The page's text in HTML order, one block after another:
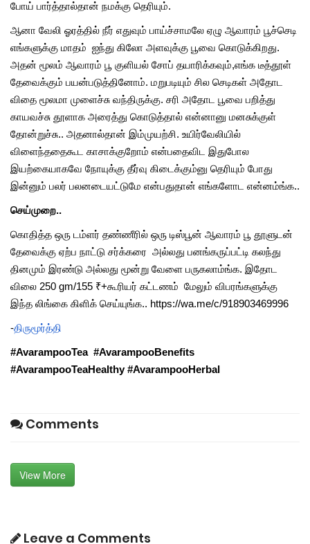
போய் பார்த்தால்தான் நமக்கு தெரியும்.
ஆனா வேலி ஓரத்தில் நீர் எதுவும் பாய்ச்சாமலே ஏழு ஆவாரம் பூச்செடி
எங்களுக்கு மாதம் ஐந்து கிலோ அளவுக்கு பூவை கொடுக்கிறது.
அதன் மூலம் ஆவாரம் பூ குளியல் சோப் தயாரிக்கவும்,எங்க டீத்தூள்
தேவைக்கும் பயன்படுத்தினோம். மறுபடியும் சில செடிகள் அதோட
விதை மூலமா முளைச்சு வந்திருக்கு. சரி அதோட பூவை பறித்து
காயவச்சு தூளாக அரைத்து கொடுத்தால் என்னானு மனசுக்குள்
தோன்றுச்சு.. அதனால்தான் இம்முயற்சி. உயிர்வேலியில்
விளைந்ததைகூட காசாக்குறோம் என்பதைவிட இதுபோல
இயற்கையாகவே நோயுக்கு தீர்வு கிடைக்கும்னு தெரியும் போது
இன்னும் பலர் பலனடையட்டுமே என்பதுதான் எங்களோட என்னம்ங்க..
செய்முறை..
கொதித்த ஒரு டம்ளர் தண்ணீரில் ஒரு டிஸ்பூன் ஆவாரம் பூ தூளுடன்
தேவைக்கு ஏற்ப நாட்டு சர்க்கரை அல்லது பனங்கருப்பட்டி கலந்து
தினமும் இரண்டு அல்லது மூன்று வேளை பருகலாம்ங்க. இதோட
விலை 250 gm/155 ₹+கூரியர் கட்டணம் மேலும் விபரங்களுக்கு
இந்த லிங்கை கிளிக் செய்யுங்க.. https://wa.me/c/918903469996
-திருமூர்த்தி
#AvarampooTea #AvarampooBenefits
#AvarampooTeaHealthy #AvarampooHerbal
Comments
View More
Leave a Comments